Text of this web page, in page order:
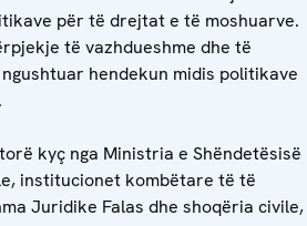
për të drejtat e të moshuarve.
të vazhdueshme dhe të
hendekun midis politikave
kyç nga Ministria e Shëndetësisë
institucionet kombëtare të të
Juridike Falas dhe shoqëria civile,